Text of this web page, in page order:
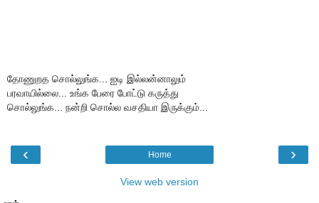
தோணுறத சொல்லுங்க... ஐடி இல்லன்னாலும்
பரவாயில்லை... உங்க பேரை போட்டு கருத்து
சொல்லுங்க... நன்றி சொல்ல வசதியா இருக்கும்...
‹ ›
Home
View web version